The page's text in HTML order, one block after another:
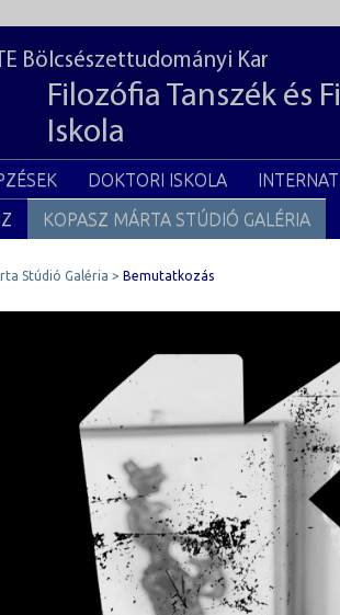
Bölcsészettudományi Kar
Filozófia Tanszék és
Iskola
DOKTORI ISKOLA
KOPASZ MÁRTA STÚDIÓ GALÉRIA
Stúdió Galéria Bemutatkozás